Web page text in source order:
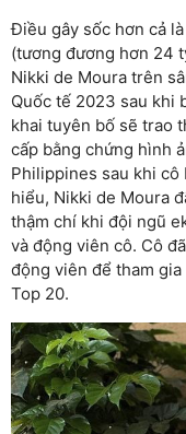
Điều gây sốc hơn cả
(tương đương hơn 24
Nikki de Moura trên
Quốc tế 2023 sau khi
khai tuyên bố sẽ trao
cấp bằng chứng hình
Philippines sau khi
hiểu, Nikki de Moura
thậm chí khi đội ngũ
và động viên cô. Cô
động viên để tham
Top 20.